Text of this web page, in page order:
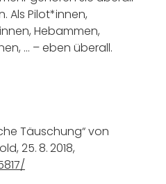
Als Pilot*innen,
Hebammen,
… – eben überall.
Täuschung“ von
25. 8. 2018,